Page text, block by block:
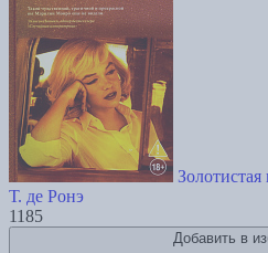
Т. де Ронэ
1185
Добавить в